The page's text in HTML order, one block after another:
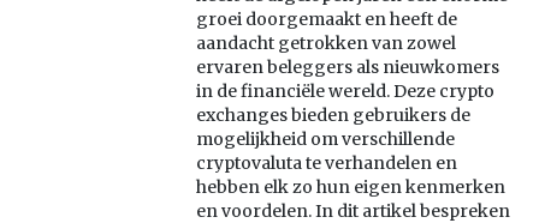
groei doorgemaakt en heeft de
aandacht getrokken van zowel
ervaren beleggers als nieuwkomers
in de financiële wereld. Deze crypto
exchanges bieden gebruikers de
mogelijkheid om verschillende
cryptovaluta te verhandelen en
hebben elk zo hun eigen kenmerken
en voordelen. In dit artikel bespreken